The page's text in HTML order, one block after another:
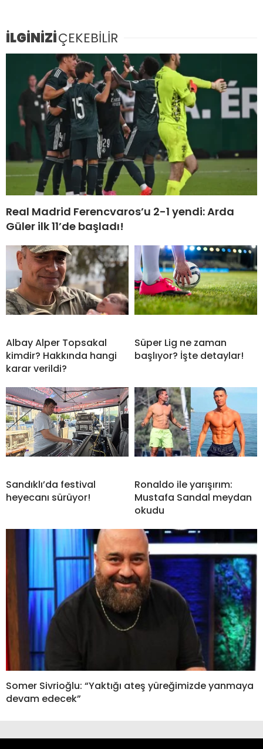
İLGİNİZİÇEKEBİLİR
Real Madrid Ferencvaros’u 2-1 yendi: Arda
Güler ilk 11’de başladı!
Albay Alper Topsakal
kimdir? Hakkında hangi
karar verildi?
Süper Lig ne zaman
başlıyor? İşte detaylar!
Sandıklı’da festival
heyecanı sürüyor!
Ronaldo ile yarışırım:
Mustafa Sandal meydan
okudu
Somer Sivrioğlu: “Yaktığı ateş yüreğimizde yanmaya
devam edecek”